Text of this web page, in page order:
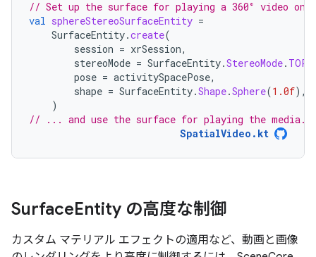
// Set up the surface for playing a 360° video on
val sphereStereoSurfaceEntity =
SurfaceEntity.create(
session = xrSession,
stereoMode = SurfaceEntity.StereoMode.
pose = activitySpacePose,
shape = SurfaceEntity.Shape.Sphere(1.0f),
)
// ... and use the surface for playing the media.
SpatialVideo.kt
SurfaceEntity の高度な制御
カスタム マテリアル エフェクトの適用など、動画と画像